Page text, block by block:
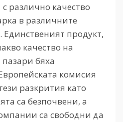
различно качество
в различните
Единственият продукт,
качество на
бяха
комисия
разкрития като
са безпочвени, а
са свободни да